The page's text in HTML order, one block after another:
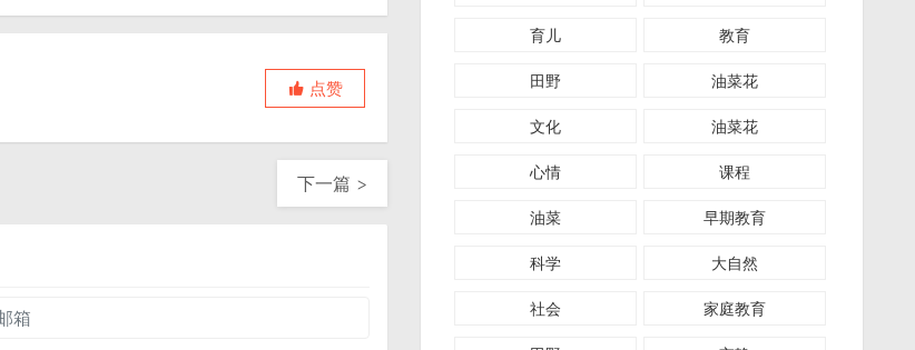
点赞
下一篇 >
育儿 教育
田野 油菜花
文化 油菜花
心情 课程
油菜 早期教育
科学 大自然
社会 家庭教育